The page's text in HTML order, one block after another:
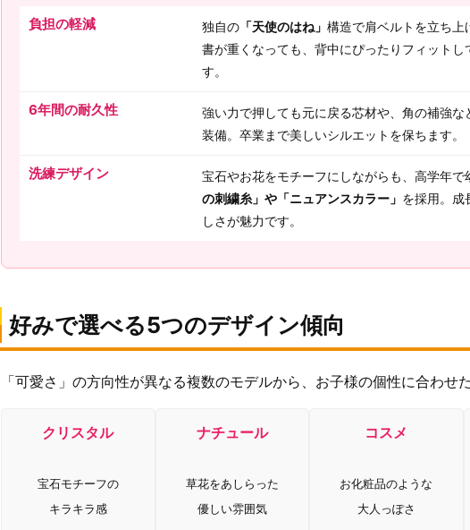
負担の軽減 独自の 「天使のはね」 構造で肩ベルトを立ち上
書が重くなっても、背中にぴったりフィットし
す。
6年間の耐久性 強い力で押しても元に戻る芯材や、角の補強な
装備。卒業まで美しいシルエットを保ちます。
洗練デザイン 宝石やお花をモチーフにしながらも、高学年で
の刺繍糸」や「ニュアンスカラー」 を採用。成
しさが魅力です。
好みで選べる5つのデザイン傾向
「可愛さ」の方向性が異なる複数のモデルから、お子様の個性に合わせ
クリスタル
宝石モチーフの
キラキラ感
ナチュール
草花をあしらった
優しい雰囲気
コスメ
お化粧品のような
大人っぽさ